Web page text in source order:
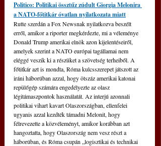
Politico: Politikai össztűz zúdult Giorgia Melonira
a NATO-főtitkár óvatlan nyilatkozata miatt
Rutte szerdán a Fox Newsnak nyilatkozva beszélt
erről, amikor a riporter megkérdezte, mi a véleménye
Donald Trump amerikai elnök azon kijelentéseiről,
amelyek szerint a NATO európai tagállamai nem
eléggé veszik ki a részüket a szövetség terheiből. A
főtitkár azt is mondta, Róma kulcsszerepet játszott az
iráni háborúban azzal, hogy ötszáz amerikai katonai
repülőgép számára engedélyezte az olasz
légitámaszpontok használatát. Az interjú azonnali
politikai vihart kavart Olaszországban, ellenfelei
ugyanis azzal kezdték támadni Melonit, hogy
félrevezette a közvéleményt, amikor korábban azt
hangoztatta, hogy Olaszország nem vesz részt a
háborúban, és Róma csupán „logisztikai és technikai